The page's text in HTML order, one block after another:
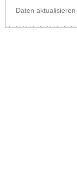
Daten aktualisieren